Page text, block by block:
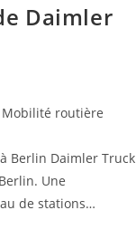
Daimler
Mobilité routière
Berlin Daimler Truck
Une
de stations…